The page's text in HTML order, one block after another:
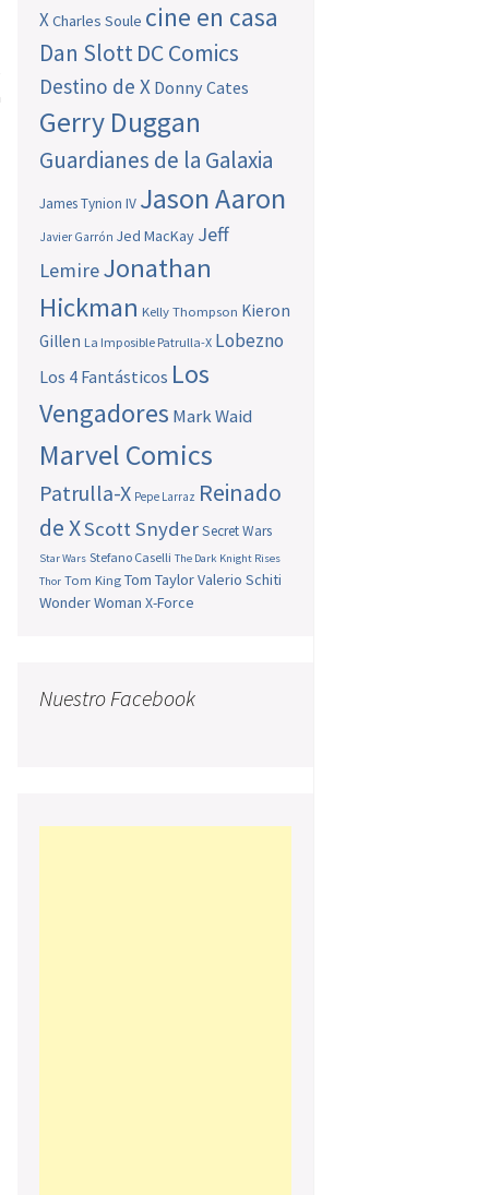
XCharles Soule cine en casa
Dan SlottDC Comics
Destino de X Donny Cates
Gerry Duggan
Guardianes de la Galaxia
James Tynion IV Jason Aaron
Javier Garrón Jed MacKay Jeff
LemireJonathan
Hickman Kelly Thompson Kieron
Gillen La Imposible Patrulla-X Lobezno
Los 4 Fantásticos Los
Vengadores Mark Waid
Marvel Comics
Patrulla-X Pepe Larraz Reinado
de XScott SnyderSecret Wars
Star Wars Stefano Caselli The Dark Knight Rises
Thor Tom King Tom TaylorValerio Schiti
Wonder Woman X-Force
Nuestro Facebook